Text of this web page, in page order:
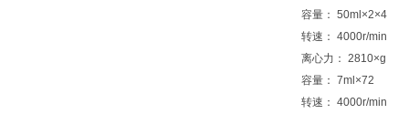
容量： 50ml×2×4
转速： 4000r/min
离心力： 2810×g
容量： 7ml×72
转速： 4000r/min